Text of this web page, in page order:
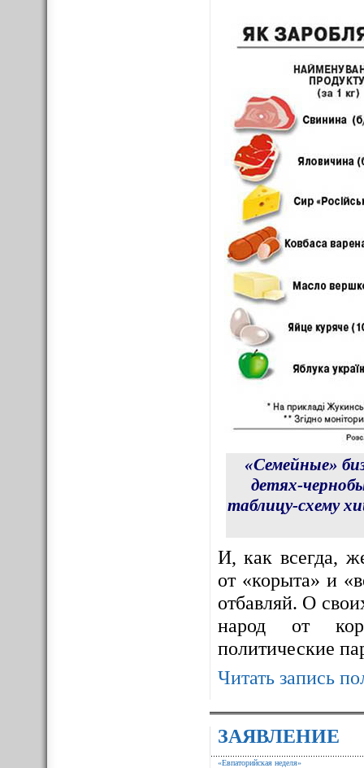
«Семейные»
детях-
таблицу-схему
И, как всегда,
от «корыта» и
отбавляй. О
народ от
политические
Читать запись
ЗАЯВЛЕНИЕ
«Евпаторийская неделя»